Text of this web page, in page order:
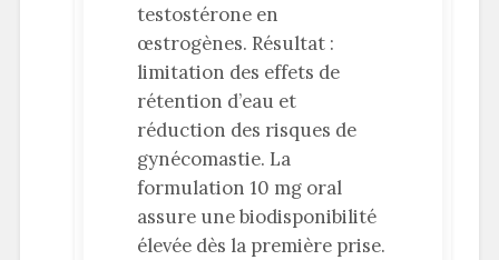
testostérone en
œstrogènes. Résultat :
limitation des effets de
rétention d’eau et
réduction des risques de
gynécomastie. La
formulation 10 mg oral
assure une biodisponibilité
élevée dès la première prise.